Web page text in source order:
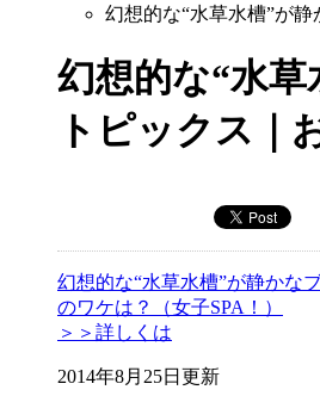
幻想的な“水草水槽”が
幻想的な“水
トピックス｜
幻想的な“水草水槽”が静かな
のワケは？（女子SPA！）
＞＞詳しくは
2014年8月25日更新